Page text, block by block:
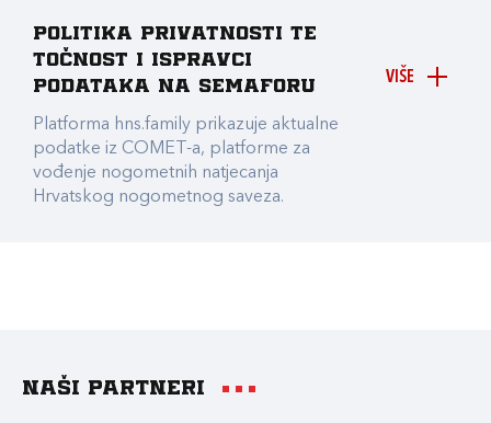
VIŠE
Politika privatnosti te
točnost i ispravci
podataka na Semaforu
Platforma hns.family prikazuje aktualne
podatke iz COMET-a, platforme za
vođenje nogometnih natjecanja
Hrvatskog nogometnog saveza.
Naši partneri